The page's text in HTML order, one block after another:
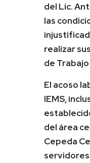
del Lic.
las
realizar
de
El acoso
IEMS,
del área
Cepeda